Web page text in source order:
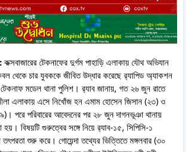
কক্সবাজারের টেকনাফের দুর্গম পাহাড়ি এলাকায় যৌথ অভিযান
থেকে চার যুবককে জীবিত উদ্ধার করেছে র‍্যাপিড অ্যাকশন
মডেল থানা পুলিশ। র‍্যাব জানায়, গত ২৬ জুন রাতে
এলাকায় এসে নিখোঁজ হন এমাম হোসেন জিসান (২৩) ও
পরে পরিবারের আবেদনের পর ২৮ জুন দাগনভূঞা থানায়
হয়। বিষয়টি গুরুত্বের সঙ্গে নিয়ে র‍্যাব-১৫, সিপিসি-১
তৎপরতা শুরু করে। গোয়েন্দা তথ্যের ভিত্তিতে মঙ্গলবার (৩০